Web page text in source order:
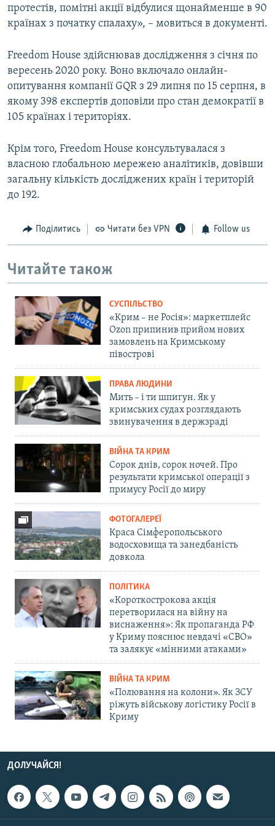
i
o
s
s
l
i
d
s
d
e
протестів, помітні акції відбулися щонайменше в 90
країнах з початку спалаху», – мовиться в документі.
Freedom House здійснював дослідження з січня по
вересень 2020 року. Воно включало онлайн-
опитування компанії GQR з 29 липня по 15 серпня, в
якому 398 експертів доповіли про стан демократії в
105 країнах і територіях.
Крім того, Freedom House консультувалася з
власною глобальною мережею аналітиків, довівши
загальну кількість досліджених країн і територій
до 192.
Поділитись Читати без VPN Follow us
Читайте також
СУСПІЛЬСТВО
«Крим – не Росія»: маркетплейс
Ozon припинив прийом нових
замовлень на Кримському
півострові
ПРАВА ЛЮДИНИ
Мить – і ти шпигун. Як у
кримських судах розглядають
звинувачення в держзраді
ВІЙНА ТА КРИМ
Сорок днів, сорок ночей. Про
результати кримської операції з
примусу Росії до миру
ФОТОГАЛЕРЕЇ
Краса Сімферопольського
водосховища та занедбаність
довкола
ПОЛІТИКА
«Короткострокова акція
перетворилася на війну на
виснаження»: Як пропаганда РФ
у Криму пояснює невдачі «СВО»
та залякує «мінними атаками»
ВІЙНА ТА КРИМ
«Полювання на колони». Як ЗСУ
ріжуть військову логістику Росії в
Криму
ДОЛУЧАЙСЯ!